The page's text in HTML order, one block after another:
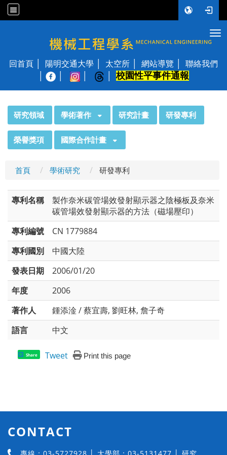
國立陽明交通大學 機械工程學系
回首頁 陽明交通大學 太空所 網站導覽
聯絡我們
校園性平事件通報
研究領域 學術著作 研究計畫 研發專利
榮譽獎項 國際合作計畫
首頁 學術研究 研發專利
專利名稱
製作奈米碳管場效發射顯示器之陰極板及奈米
碳管場效發射顯示器的方法（磁場壓印）
專利編號
CN 1779884
專利國別
中國大陸
發表日期
2006/01/20
年度
2006
著作人
鍾添淦 / 蔡宜壽, 劉旺林, 詹子奇
語言
中文
Share Tweet Print this page
CONTACT